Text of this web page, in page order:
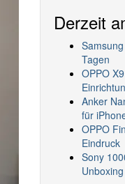
Derzeit
Tagen
OPPO
Anker
für
OPPO
Eindruck
Sony